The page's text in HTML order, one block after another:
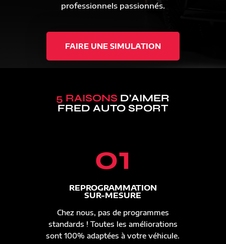
professionnels passionnés.
FAIRE UNE SIMULATION
5 RAISONS D’AIMER
FRED AUTO SPORT
01
REPROGRAMMATION
SUR-MESURE
Chez nous, pas de programmes
standards ! Toutes les améliorations
sont 100% adaptées à votre véhicule.